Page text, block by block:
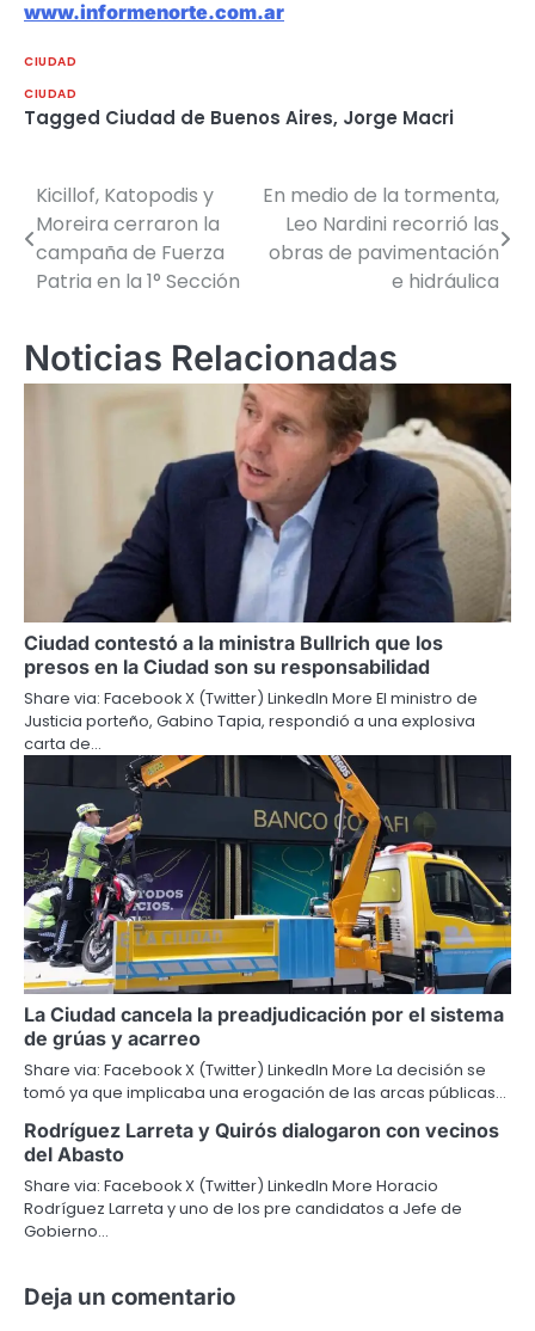
www.informenorte.com.ar
CIUDAD
CIUDAD
Tagged Ciudad de Buenos Aires, Jorge Macri
Navegación
de
entradas
Kicillof, Katopodis y
Moreira cerraron la
campaña de Fuerza
Patria en la 1° Sección
En medio de la tormenta,
Leo Nardini recorrió las
obras de pavimentación
e hidráulica
Noticias Relacionadas
Ciudad contestó a la ministra Bullrich que los
presos en la Ciudad son su responsabilidad
Share via: Facebook X (Twitter) LinkedIn More El ministro de
Justicia porteño, Gabino Tapia, respondió a una explosiva
carta de…
La Ciudad cancela la preadjudicación por el sistema
de grúas y acarreo
Share via: Facebook X (Twitter) LinkedIn More La decisión se
tomó ya que implicaba una erogación de las arcas públicas…
Rodríguez Larreta y Quirós dialogaron con vecinos
del Abasto
Share via: Facebook X (Twitter) LinkedIn More Horacio
Rodríguez Larreta y uno de los pre candidatos a Jefe de
Gobierno…
Deja un comentario